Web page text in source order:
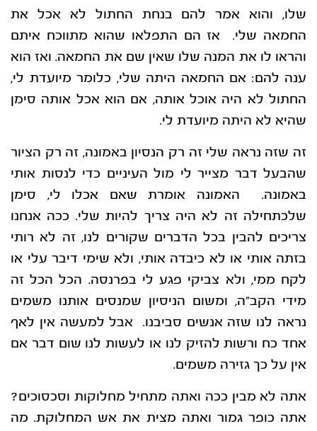
שלו, והוא אמר להם בנחת החתול לא אכל את
החמאה שלי. אז הם התפלאו שהוא מתווכח איתם
והראו לו את המנה שלו שאין שם את החמאה. ואז הוא
ענה להם: אם החמאה היתה שלי, כלומר מיועדת לי,
החתול לא היה אוכל אותה, אם הוא אכל אותה סימן
שהיא לא היתה מיועדת לי.
זה שזה נראה שלי זה רק הנסיון באמונה, זה רק הציור
שהבעל דבר מצייר לי מול העיניים כדי לנסות אותי
באמונה. האמונה אומרת שאם אכלו לי, סימן
שלכתחילה זה לא היה צריך להיות שלי. ככה אנחנו
צריכים להבין בכל הדברים שקורים לנו, זה לא רותי
בזתה אותי או לא כיבדה אותי, ולא שימי דיבר עלי או
לקח ממי, ולא צביקי פגע לי בפרנסה. הכל הכל זה
מידי הקב”ה, ומשום הניסיון שמנסים אותנו משמים
נראה לנו שזה אנשים סביבנו. אבל למעשה אין לאף
אחד כח ורשות להזיק לנו או לעשות לנו שום דבר אם
אין על כך גזירה משמים.
אתה לא מבין ככה ואתה מתחיל מחלוקות וסכסוכים?
אתה כופר גמור ואתה מצית את אש המחלוקת. מה